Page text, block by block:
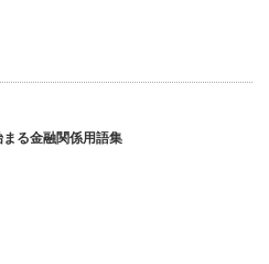
まる金融関係用語集